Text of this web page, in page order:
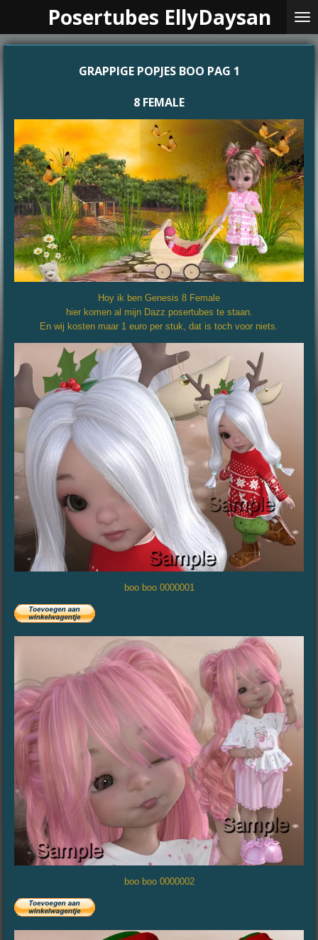
naar
Posertubes EllyDaysan
GRAPPIGE POPJES BOO PAG 1
8 FEMALE
Hoy ik ben Genesis 8 Female
hier komen al mijn Dazz posertubes te staan.
En wij kosten maar 1 euro per stuk, dat is toch voor niets.
boo boo 0000001
boo boo 0000002